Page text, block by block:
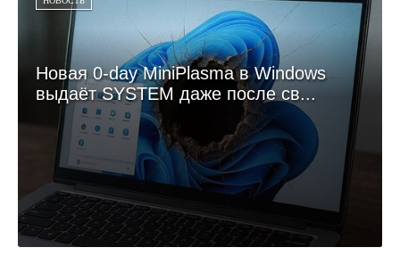
Новая 0-day MiniPlasma в Windows
выдаёт SYSTEM даже после св...